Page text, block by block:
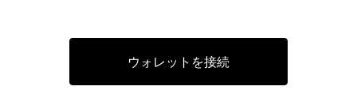
ウォレットを接続